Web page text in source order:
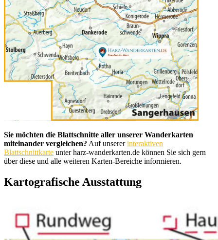
Sie möchten die Blattschnitte aller unserer Wanderkarten
miteinander vergleichen? Auf unsererinteraktiven
Blattschnittkarte unter harz-wanderkarten.de können Sie sich gern
über diese und alle weiteren Karten-Bereiche informieren.
Kartografische Ausstattung